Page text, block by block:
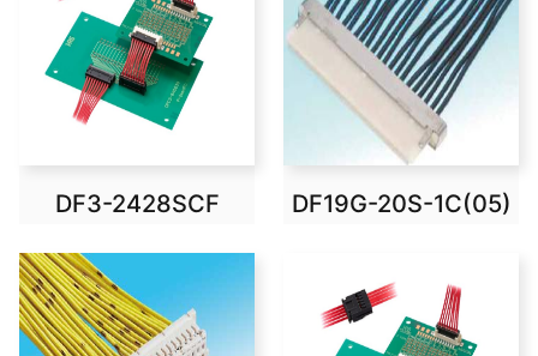
DF3-2428SCF DF19G-20S-1C(05)